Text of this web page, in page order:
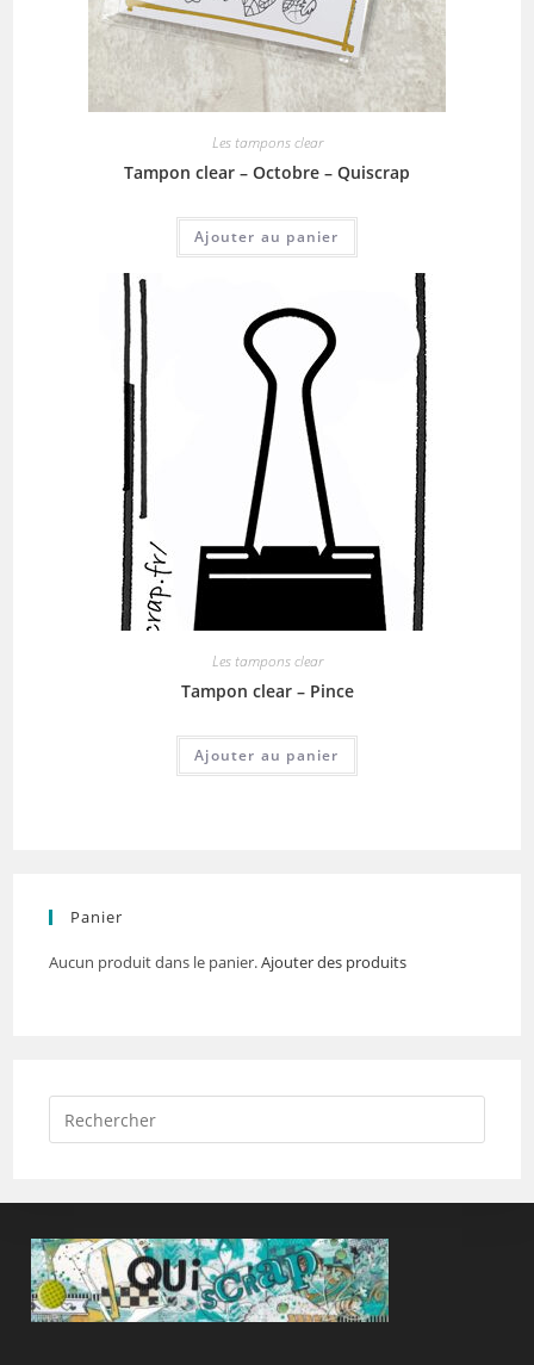
Les tampons clear
Tampon clear – Octobre – Quiscrap
Ajouter au panier
Les tampons clear
Tampon clear – Pince
Ajouter au panier
Panier
Aucun produit dans le panier.Ajouter des produits